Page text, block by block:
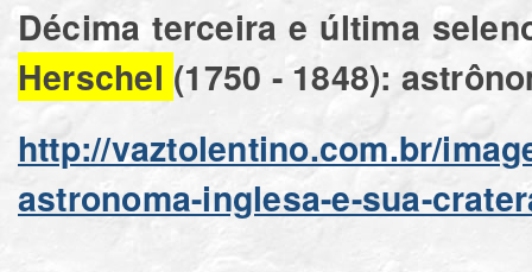
Décima terceira e última
Herschel (1750 - 1848):
http://vaztolentino.com.br/
astronoma-inglesa-e-sua-